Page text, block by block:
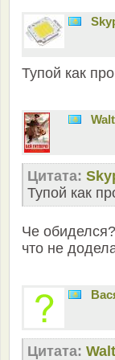
Тупой как
Цитата:
Тупой как
Че
что не
Цитата: